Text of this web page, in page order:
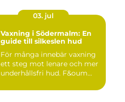
03. jul
Vaxning i Södermalm: En
guide till silkeslen hud
För många innebär vaxning
ett steg mot lenare och mer
underhållsfri hud. F&oum...